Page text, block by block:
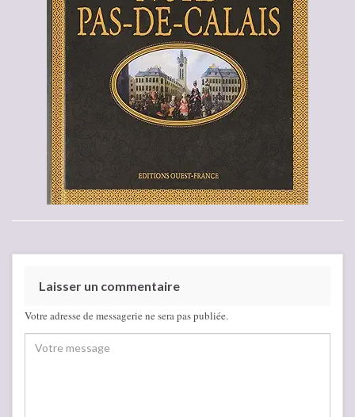
Laisser un commentaire
Votre adresse de messagerie ne sera pas publiée.